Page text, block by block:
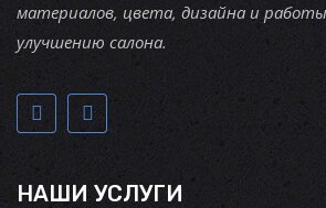
материалов, цвета, дизайна и
улучшению салона.
НАШИ УСЛУГИ